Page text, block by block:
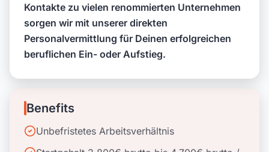
Kontakte zu vielen renommierten Unternehmen
sorgen wir mit unserer direkten
Personalvermittlung für Deinen erfolgreichen
beruflichen Ein- oder Aufstieg.
Benefits
Unbefristetes Arbeitsverhältnis